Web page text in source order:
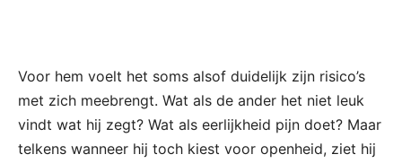
Voor hem voelt het soms alsof duidelijk zijn risico’s
met zich meebrengt. Wat als de ander het niet leuk
vindt wat hij zegt? Wat als eerlijkheid pijn doet? Maar
telkens wanneer hij toch kiest voor openheid, ziet hij